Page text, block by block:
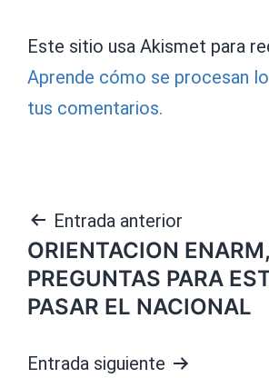
Este sitio usa Akismet para
Aprende cómo se procesan
tus comentarios.
Navegación
de
entradas
Entrada anterior
ORIENTACION ENARM,
PREGUNTAS PARA
PASAR EL NACIONAL
Entrada siguiente